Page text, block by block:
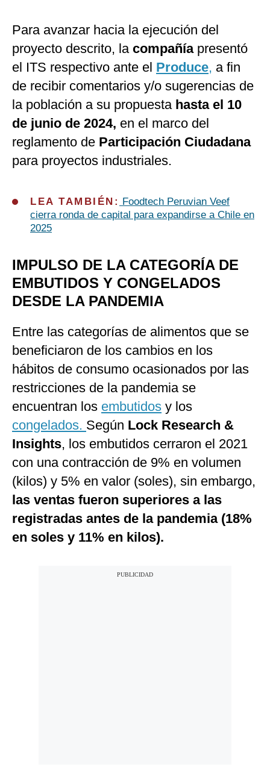
Para avanzar hacia la ejecución del
proyecto descrito, la compañía presentó
el ITS respectivo ante el Produce, a fin
de recibir comentarios y/o sugerencias de
la población a su propuesta hasta el 10
de junio de 2024, en el marco del
reglamento de Participación Ciudadana
para proyectos industriales.
LEA TAMBIÉN:
Foodtech Peruvian Veef
cierra ronda de capital para expandirse a Chile en
2025
IMPULSO DE LA CATEGORÍA DE
EMBUTIDOS Y CONGELADOS
DESDE LA PANDEMIA
Entre las categorías de alimentos que se
beneficiaron de los cambios en los
hábitos de consumo ocasionados por las
restricciones de la pandemia se
encuentran los embutidos y los
congelados. Según Lock Research &
Insights, los embutidos cerraron el 2021
con una contracción de 9% en volumen
(kilos) y 5% en valor (soles), sin embargo,
las ventas fueron superiores a las
registradas antes de la pandemia (18%
en soles y 11% en kilos).